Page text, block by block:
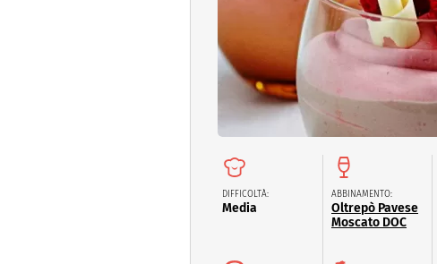
Pasqua
San Valentino
DIFFICOLTÀ:
Media
ABBINAMENTO:
Oltrepò Pavese
Moscato DOC